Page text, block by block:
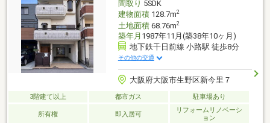
おります。
間取り 5SDK
建物面積128.7m2
土地面積68.76m2
築年月 1987年11月(築38年10ヶ月)
地下鉄千日前線 小路駅 徒歩8分
その他の交通
大阪府大阪市生野区新今里７
3階建て以上 都市ガス 駐車場あり
所有権 即入居可
リフォームリノベーシ
ョン